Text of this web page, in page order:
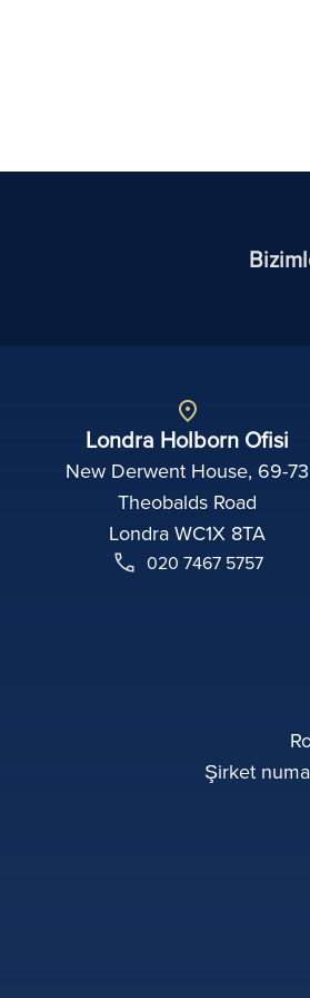
Londra Holborn Ofisi
New Derwent House, 69-73
Theobalds Road
Londra WC1X 8TA
020 7467 5757
Şirket